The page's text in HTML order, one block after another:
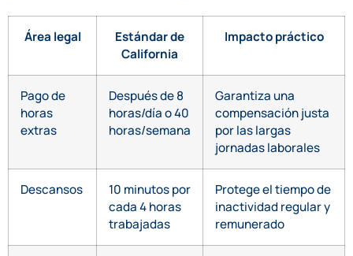
Área legal
Estándar de
California
Impacto práctico
Pago de
horas
extras
Después de 8
horas/día o 40
horas/semana
Garantiza una
compensación justa
por las largas
jornadas laborales
Descansos
10 minutos por
cada 4 horas
trabajadas
Protege el tiempo de
inactividad regular y
remunerado